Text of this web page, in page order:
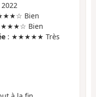
Bien
Bien
: ★★★★★ Très